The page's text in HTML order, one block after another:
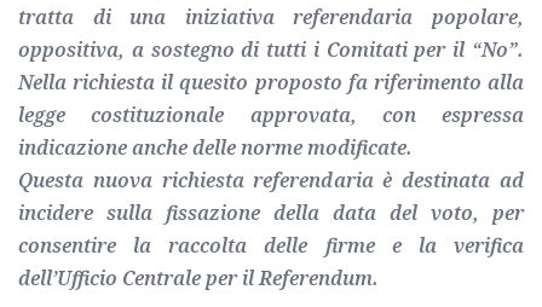
tratta di una iniziativa referendaria popolare,
oppositiva, a sostegno di tutti i Comitati per il “No”.
Nella richiesta il quesito proposto fa riferimento alla
legge costituzionale approvata, con espressa
indicazione anche delle norme modificate.
Questa nuova richiesta referendaria è destinata ad
incidere sulla fissazione della data del voto, per
consentire la raccolta delle firme e la verifica
dell’Ufficio Centrale per il Referendum.